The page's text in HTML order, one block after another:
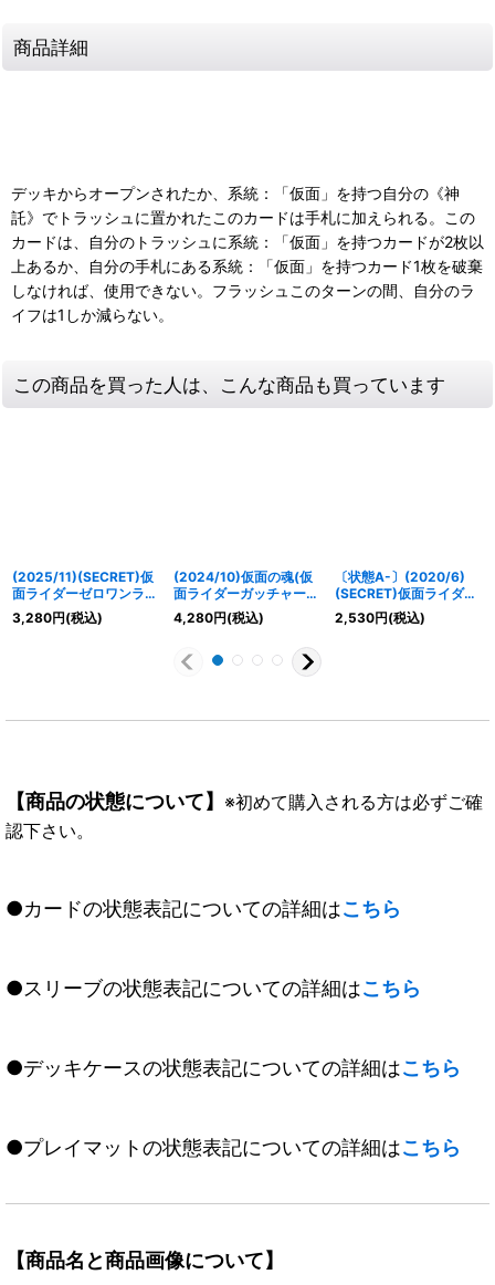
商品詳細
デッキからオープンされたか、系統：「仮面」を持つ自分の《神
託》でトラッシュに置かれたこのカードは手札に加えられる。この
カードは、自分のトラッシュに系統：「仮面」を持つカードが2枚以
上あるか、自分の手札にある系統：「仮面」を持つカード1枚を破棄
しなければ、使用できない。フラッシュこのターンの間、自分のラ
イフは1しか減らない。
この商品を買った人は、こんな商品も買っています
(2025/11)(SECRET)仮
面ライダーゼロワンライ
ジングホッパー[4]【契
約X-SEC】{CB34-
3,280円(税込)
(2024/10)仮面の魂(仮
面ライダーガッチャー
ド)【CP】{CB30-
CP04}《多》
4,280円(税込)
〔状態A-〕(2020/6)
(SECRET)仮面ライダー
クウガアルティメットフ
ォーム[2]【X-SEC】
2,530円(税込)
【商品の状態について】 ※初めて購入される方は必ずご確
認下さい。
●カードの状態表記についての詳細はこちら
●スリーブの状態表記についての詳細はこちら
●デッキケースの状態表記についての詳細はこちら
●プレイマットの状態表記についての詳細はこちら
【商品名と商品画像について】